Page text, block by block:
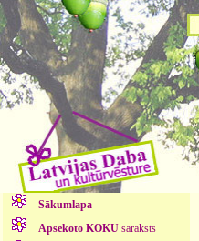
Sākumlapa
Apsekoto KOKUsaraksts